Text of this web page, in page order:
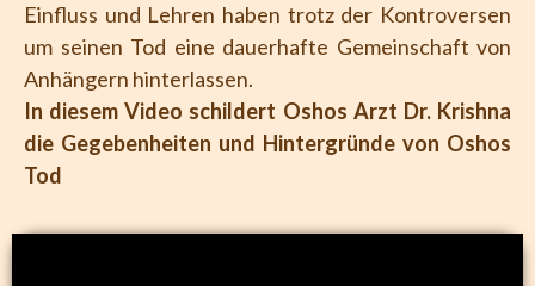
Einfluss und Lehren haben trotz der Kontroversen
um seinen Tod eine dauerhafte Gemeinschaft von
Anhängern hinterlassen.
In diesem Video schildert Oshos Arzt Dr. Krishna
die Gegebenheiten und Hintergründe von Oshos
Tod